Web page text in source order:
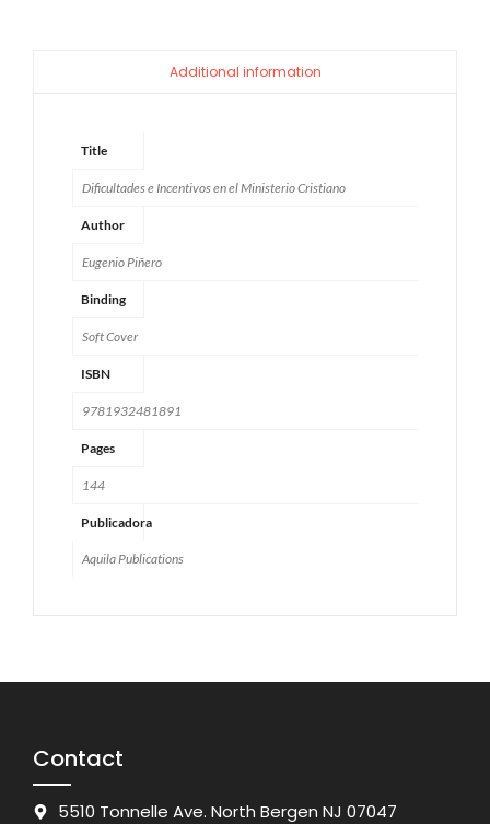
Additional information
Title
Dificultades e Incentivos en el Ministerio Cristiano
Author
Eugenio Piñero
Binding
Soft Cover
ISBN
9781932481891
Pages
144
Publicadora
Aquila Publications
Contact
5510 Tonnelle Ave. North Bergen NJ 07047